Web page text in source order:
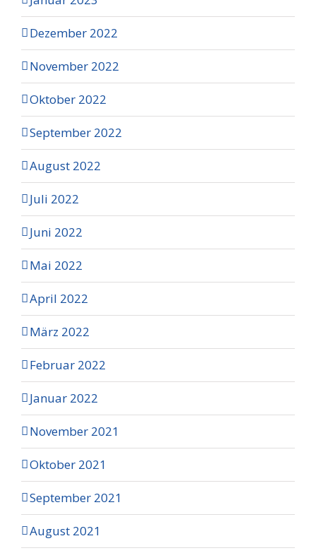
Dezember 2022
November 2022
Oktober 2022
September 2022
August 2022
Juli 2022
Juni 2022
Mai 2022
April 2022
März 2022
Februar 2022
Januar 2022
November 2021
Oktober 2021
September 2021
August 2021